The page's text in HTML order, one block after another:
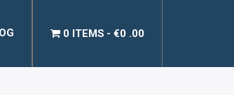
0 ITEMS €0 .00